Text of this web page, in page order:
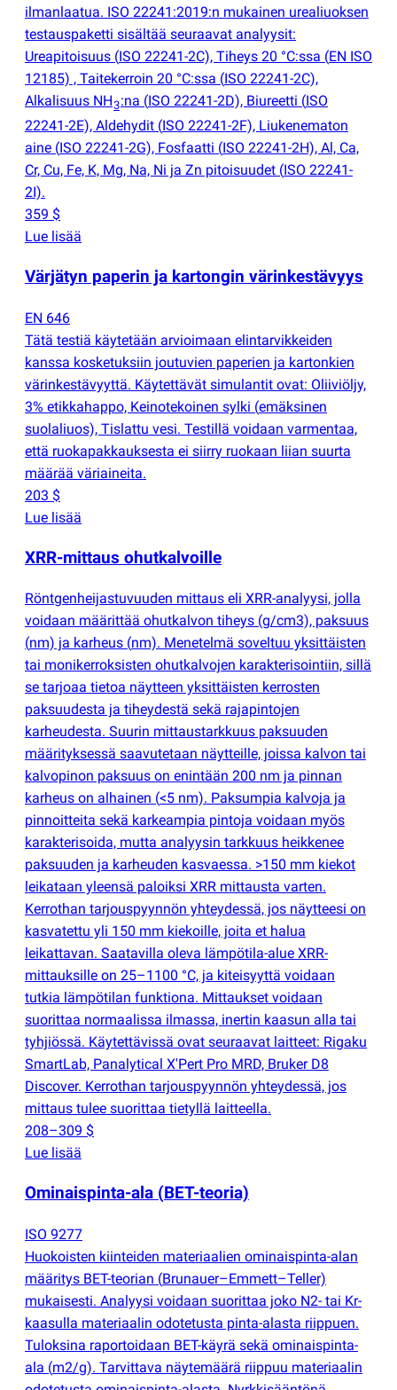
ilmanlaatua. ISO 22241:2019:n mukainen urealiuoksen
testauspaketti sisältää seuraavat analyysit:
Ureapitoisuus (ISO 22241-2C), Tiheys 20 °C:ssa (EN ISO
12185) , Taitekerroin 20 °C:ssa (ISO 22241-2C),
Alkalisuus NH3:na (ISO 22241-2D), Biureetti (ISO
22241-2E), Aldehydit (ISO 22241-2F), Liukenematon
aine (ISO 22241-2G), Fosfaatti (ISO 22241-2H), Al, Ca,
Cr, Cu, Fe, K, Mg, Na, Ni ja Zn pitoisuudet (ISO 22241-
2I).
359 $
Lue lisää
Värjätyn paperin ja kartongin värinkestävyys
EN 646
Tätä testiä käytetään arvioimaan elintarvikkeiden
kanssa kosketuksiin joutuvien paperien ja kartonkien
värinkestävyyttä. Käytettävät simulantit ovat: Oliiviöljy,
3% etikkahappo, Keinotekoinen sylki (emäksinen
suolaliuos), Tislattu vesi. Testillä voidaan varmentaa,
että ruokapakkauksesta ei siirry ruokaan liian suurta
määrää väriaineita.
203 $
Lue lisää
XRR-mittaus ohutkalvoille
Röntgenheijastuvuuden mittaus eli XRR-analyysi, jolla
voidaan määrittää ohutkalvon tiheys (g/cm3), paksuus
(nm) ja karheus (nm). Menetelmä soveltuu yksittäisten
tai monikerroksisten ohutkalvojen karakterisointiin, sillä
se tarjoaa tietoa näytteen yksittäisten kerrosten
paksuudesta ja tiheydestä sekä rajapintojen
karheudesta. Suurin mittaustarkkuus paksuuden
määrityksessä saavutetaan näytteille, joissa kalvon tai
kalvopinon paksuus on enintään 200 nm ja pinnan
karheus on alhainen (<5 nm). Paksumpia kalvoja ja
pinnoitteita sekä karkeampia pintoja voidaan myös
karakterisoida, mutta analyysin tarkkuus heikkenee
paksuuden ja karheuden kasvaessa. >150 mm kiekot
leikataan yleensä paloiksi XRR mittausta varten.
Kerrothan tarjouspyynnön yhteydessä, jos näytteesi on
kasvatettu yli 150 mm kiekoille, joita et halua
leikattavan. Saatavilla oleva lämpötila-alue XRR-
mittauksille on 25–1100 °C, ja kiteisyyttä voidaan
tutkia lämpötilan funktiona. Mittaukset voidaan
suorittaa normaalissa ilmassa, inertin kaasun alla tai
tyhjiössä. Käytettävissä ovat seuraavat laitteet: Rigaku
SmartLab, Panalytical X'Pert Pro MRD, Bruker D8
Discover. Kerrothan tarjouspyynnön yhteydessä, jos
mittaus tulee suorittaa tietyllä laitteella.
208–309 $
Lue lisää
Ominaispinta-ala (BET-teoria)
ISO 9277
Huokoisten kiinteiden materiaalien ominaispinta-alan
määritys BET-teorian (Brunauer–Emmett–Teller)
mukaisesti. Analyysi voidaan suorittaa joko N2- tai Kr-
kaasulla materiaalin odotetusta pinta-alasta riippuen.
Tuloksina raportoidaan BET-käyrä sekä ominaispinta-
ala (m2/g). Tarvittava näytemäärä riippuu materiaalin